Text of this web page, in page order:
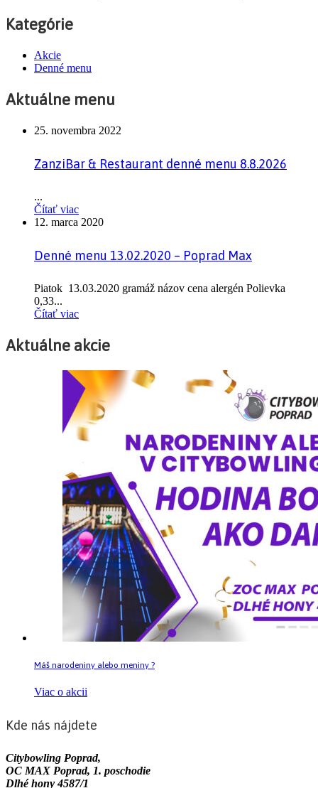
Kategórie
Akcie
Denné menu
Aktuálne menu
25. novembra 2022
ZanziBar & Restaurant denné menu 8.8.2026
...
Čítať viac
12. marca 2020
Denné menu 13.02.2020 – Poprad Max
Piatok 13.03.2020 gramáž názov cena alergén Polievka
0,33...
Čítať viac
Aktuálne akcie
Máš narodeniny alebo meniny ?
Viac o akcii
Kde nás nájdete
Citybowling Poprad,
OC MAX Poprad, 1. poschodie
Dlhé hony 4587/1